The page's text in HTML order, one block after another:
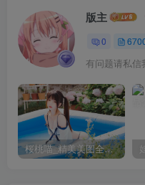
版主
0
桜桃喵_精美美图全部写真作品合集|持续更新